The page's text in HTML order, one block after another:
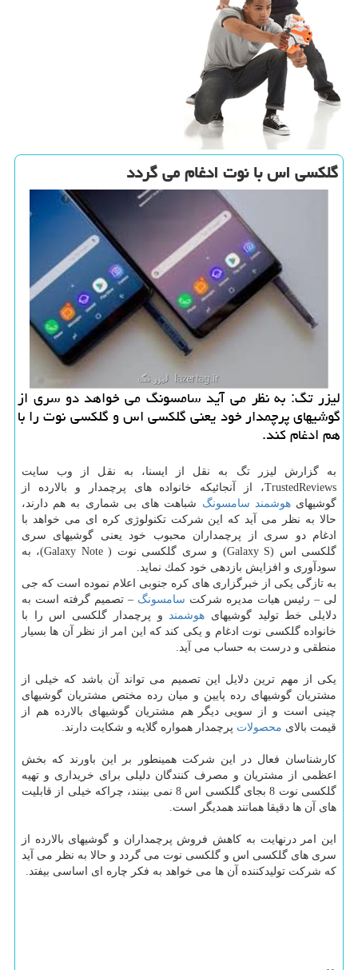
گلكسی اس با نوت ادغام می گردد
لیزر تگ: به نظر می آید سامسونگ می خواهد دو سری از
گوشیهای پرچمدار خود یعنی گلكسی اس و گلكسی نوت را با
هم ادغام كند.
به گزارش لیزر تگ به نقل از ایسنا، به نقل از وب سایت
TrustedReviews، از آنجائیكه خانواده های پرچمدار و بالارده از
گوشیهایهوشمند سامسونگ شباهت های بی شماری به هم دارند،
حالا به نظر می آید كه این شركت تكنولوژی كره ای می خواهد با
ادغام دو سری از پرچمداران محبوب خود یعنی گوشیهای سری
گلكسی اس (Galaxy S) و سری گلكسی نوت ( Galaxy Note)، به
سودآوری و افزایش بازدهی خود كمك نماید.
به تازگی یكی از خبرگزاری های كره جنوبی اعلام نموده است كه جی
لی – رئیس هیات مدیره شركت سامسونگ – تصمیم گرفته است به
دلایلی خط تولید گوشیهای هوشمندو پرچمدار گلكسی اس را با
خانواده گلكسی نوت ادغام و یكی كند كه این امر از نظر آن ها بسیار
منطقی و درست به حساب می آید.
یكی از مهم ترین دلایل این تصمیم می تواند آن باشد كه خیلی از
مشتریان گوشیهای رده پایین و میان رده مختص مشتریان گوشیهای
چینی است و از سویی دیگر هم مشتریان گوشیهای بالارده هم از
قیمت بالای محصولات پرچمدار همواره گلایه و شكایت دارند.
كارشناسان فعال در این شركت همینطور بر این باورند كه بخش
اعظمی از مشتریان و مصرف كنندگان دلیلی برای خریداری و تهیه
گلكسی نوت 8 بجای گلكسی اس 8 نمی بینند، چراكه خیلی از قابلیت
های آن ها دقیقا همانند همدیگر است.
این امر درنهایت به كاهش فروش پرچمداران و گوشیهای بالارده از
سری های گلكسی اس و گلكسی نوت می گردد و حالا به نظر می آید
كه شركت تولیدكننده آن ها می خواهد به فكر چاره ای اساسی بیفتد.